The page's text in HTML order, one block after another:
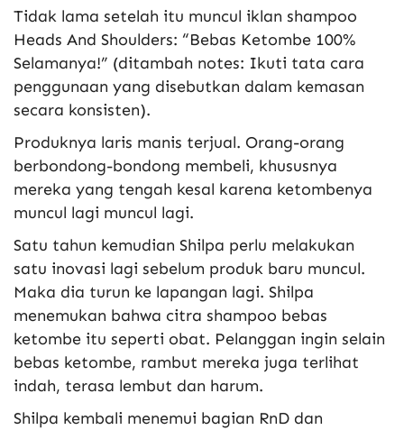
Tidak lama setelah itu muncul iklan shampoo
Heads And Shoulders: “Bebas Ketombe 100%
Selamanya!” (ditambah notes: Ikuti tata cara
penggunaan yang disebutkan dalam kemasan
secara konsisten).
Produknya laris manis terjual. Orang-orang
berbondong-bondong membeli, khususnya
mereka yang tengah kesal karena ketombenya
muncul lagi muncul lagi.
Satu tahun kemudian Shilpa perlu melakukan
satu inovasi lagi sebelum produk baru muncul.
Maka dia turun ke lapangan lagi. Shilpa
menemukan bahwa citra shampoo bebas
ketombe itu seperti obat. Pelanggan ingin selain
bebas ketombe, rambut mereka juga terlihat
indah, terasa lembut dan harum.
Shilpa kembali menemui bagian RnD dan